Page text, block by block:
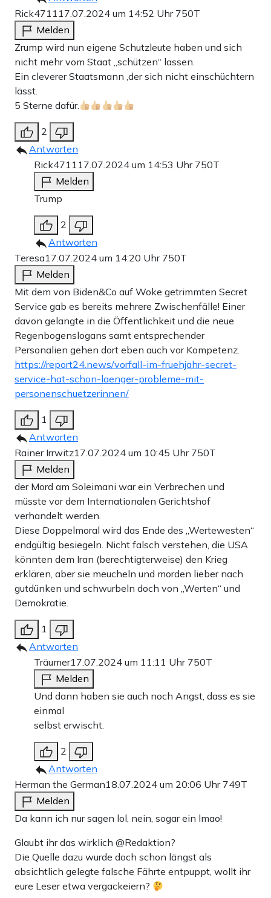
Rick4711 17.07.2024 um 14:52 Uhr 750T
Melden
Zrump wird nun eigene Schutzleute haben und sich
nicht mehr vom Staat „schützen“ lassen.
Ein cleverer Staatsmann ,der sich nicht einschüchtern
lässt.
5 Sterne dafür.
2
Antworten
Rick4711 17.07.2024 um 14:53 Uhr 750T
Melden
Trump
2
Antworten
Teresa17.07.2024 um 14:20 Uhr 750T
Melden
Mit dem von Biden&Co auf Woke getrimmten Secret
Service gab es bereits mehrere Zwischenfälle! Einer
davon gelangte in die Öffentlichkeit und die neue
Regenbogenslogans samt entsprechender
Personalien gehen dort eben auch vor Kompetenz.
https://report24.news/vorfall-im-fruehjahr-secret-
service-hat-schon-laenger-probleme-mit-
personenschuetzerinnen/
1
Antworten
Rainer Irrwitz17.07.2024 um 10:45 Uhr 750T
Melden
der Mord am Soleimani war ein Verbrechen und
müsste vor dem Internationalen Gerichtshof
verhandelt werden.
Diese Doppelmoral wird das Ende des „Wertewesten“
endgültig besiegeln. Nicht falsch verstehen, die USA
könnten dem Iran (berechtigterweise) den Krieg
erklären, aber sie meucheln und morden lieber nach
gutdünken und schwurbeln doch von „Werten“ und
Demokratie.
1
Antworten
Träumer17.07.2024 um 11:11 Uhr 750T
Melden
Und dann haben sie auch noch Angst, dass es sie
einmal
selbst erwischt.
2
Antworten
Herman the German18.07.2024 um 20:06 Uhr 749T
Melden
Da kann ich nur sagen lol, nein, sogar ein lmao!
Glaubt ihr das wirklich @Redaktion?
Die Quelle dazu wurde doch schon längst als
absichtlich gelegte falsche Fährte entpuppt, wollt ihr
eure Leser etwa vergackeiern?